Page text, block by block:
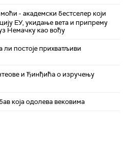
- академски бестселер који
ЕУ, укидање вета и припрему
Немачку као вођу
ли постоје прихватљиви
и Ђинђића о изручењу
која одолева вековима